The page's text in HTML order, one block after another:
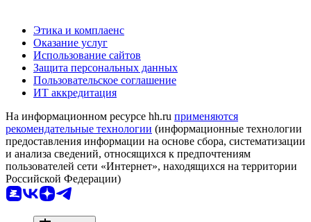
Этика и комплаенс
Оказание услуг
Использование сайтов
Защита персональных данных
Пользовательское соглашение
ИТ аккредитация
На информационном ресурсе hh.ru применяются
рекомендательные технологии (информационные технологии
предоставления информации на основе сбора, систематизации
и анализа сведений, относящихся к предпочтениям
пользователей сети «Интернет», находящихся на территории
Российской Федерации)